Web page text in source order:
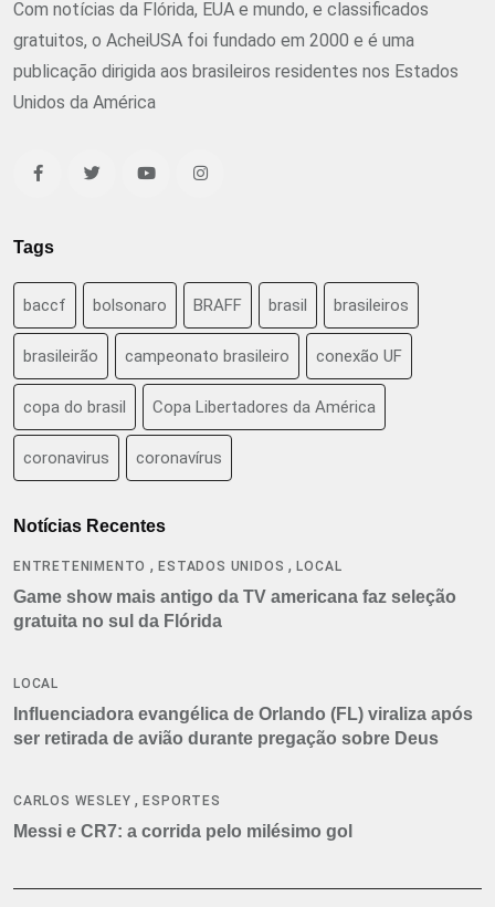
Com notícias da Flórida, EUA e mundo, e classificados
gratuitos, o AcheiUSA foi fundado em 2000 e é uma
publicação dirigida aos brasileiros residentes nos Estados
Unidos da América
Tags
baccf bolsonaro BRAFF brasil brasileiros
brasileirão campeonato brasileiro conexão UF
copa do brasil Copa Libertadores da América
coronavirus coronavírus
Notícias Recentes
ENTRETENIMENTO ,ESTADOS UNIDOS ,LOCAL
Game show mais antigo da TV americana faz seleção
gratuita no sul da Flórida
LOCAL
Influenciadora evangélica de Orlando (FL) viraliza após
ser retirada de avião durante pregação sobre Deus
CARLOS WESLEY ,ESPORTES
Messi e CR7: a corrida pelo milésimo gol